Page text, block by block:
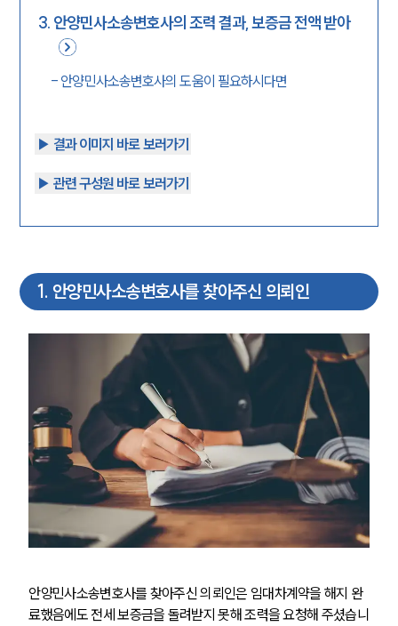
3. 안양민사소송변호사의 조력 결과, 보증금 전액 받아
- 안양민사소송변호사의 도움이 필요하시다면
▶︎ 결과 이미지 바로 보러가기
▶︎ 관련 구성원 바로 보러가기
1. 안양민사소송변호사를 찾아주신 의뢰인
안양민사소송변호사를 찾아주신 의뢰인은 임대차계약을 해지 완
료했음에도 전세 보증금을 돌려받지 못해 조력을 요청해 주셨습니